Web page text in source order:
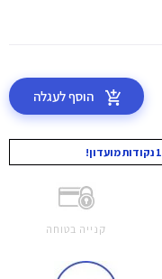
הוסף לעגלה
קנייה בטוחה